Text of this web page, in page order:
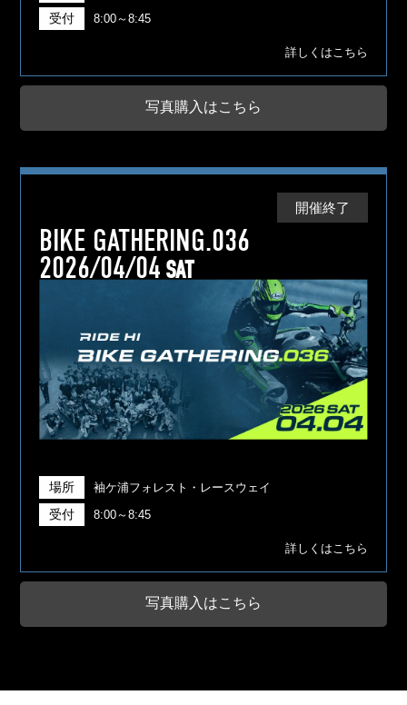
受付 8:00～8:45
詳しくはこちら
写真購入はこちら
開催終了
BIKE GATHERING.036
2026/04/04 SAT
場所 袖ケ浦フォレスト・レースウェイ
受付 8:00～8:45
詳しくはこちら
写真購入はこちら